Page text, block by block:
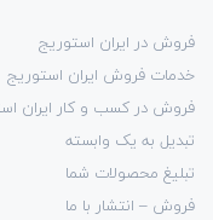
فروش در ایران استوریج
خدمات فروش ایران استوریج
فروش در کسب و کار ایران
تبدیل به یک وابسته
تبلیغ محصولات شما
فروش – انتشار با ما